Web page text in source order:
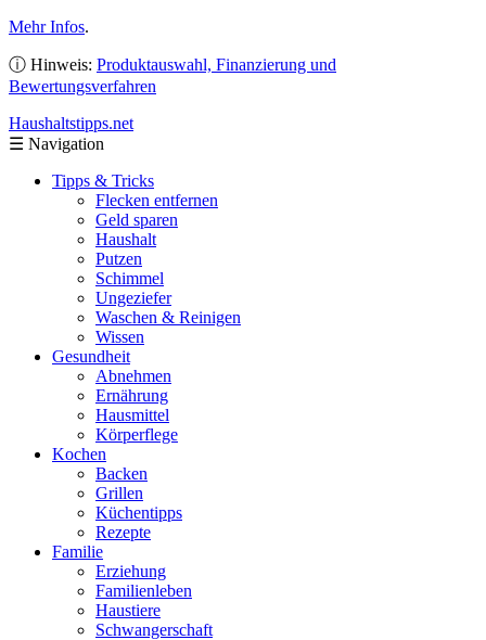
Mehr Infos.
ⓘ Hinweis: Produktauswahl, Finanzierung und
Bewertungsverfahren
Haushaltstipps.net
☰ Navigation
Tipps & Tricks
Flecken entfernen
Geld sparen
Haushalt
Putzen
Schimmel
Ungeziefer
Waschen & Reinigen
Wissen
Gesundheit
Abnehmen
Ernährung
Hausmittel
Körperflege
Kochen
Backen
Grillen
Küchentipps
Rezepte
Familie
Erziehung
Familienleben
Haustiere
Schwangerschaft